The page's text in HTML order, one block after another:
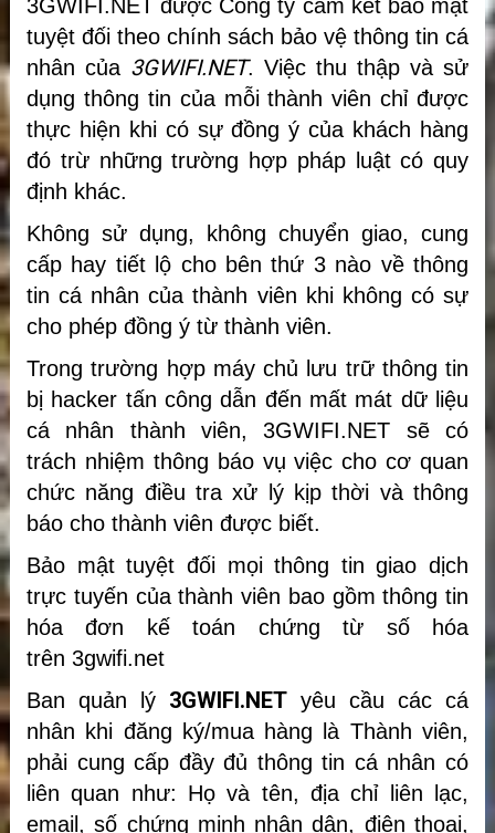
3GWIFI.NET được Công ty cam kết bảo mật
tuyệt đối theo chính sách bảo vệ thông tin cá
nhân của 3GWIFI.NET. Việc thu thập và sử
dụng thông tin của mỗi thành viên chỉ được
thực hiện khi có sự đồng ý của khách hàng
đó trừ những trường hợp pháp luật có quy
định khác.
Không sử dụng, không chuyển giao, cung
cấp hay tiết lộ cho bên thứ 3 nào về thông
tin cá nhân của thành viên khi không có sự
cho phép đồng ý từ thành viên.
Trong trường hợp máy chủ lưu trữ thông tin
bị hacker tấn công dẫn đến mất mát dữ liệu
cá nhân thành viên, 3GWIFI.NET sẽ có
trách nhiệm thông báo vụ việc cho cơ quan
chức năng điều tra xử lý kịp thời và thông
báo cho thành viên được biết.
Bảo mật tuyệt đối mọi thông tin giao dịch
trực tuyến của thành viên bao gồm thông tin
hóa đơn kế toán chứng từ số hóa
trên 3gwifi.net
Ban quản lý 3GWIFI.NET yêu cầu các cá
nhân khi đăng ký/mua hàng là Thành viên,
phải cung cấp đầy đủ thông tin cá nhân có
liên quan như: Họ và tên, địa chỉ liên lạc,
email, số chứng minh nhân dân, điện thoại,